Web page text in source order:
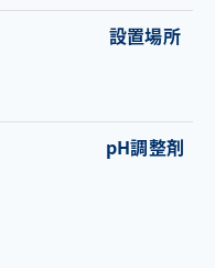
設置場所
pH調整剤